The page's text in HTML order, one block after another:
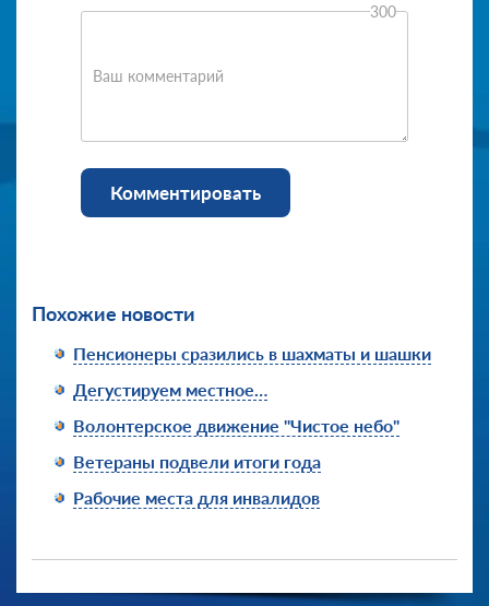
Ваш комментарий
300
Комментировать
Похожие новости
Пенсионеры сразились в шахматы и шашки
Дегустируем местное…
Волонтерское движение "Чистое небо"
Ветераны подвели итоги года
Рабочие места для инвалидов